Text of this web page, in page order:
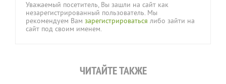
Уважаемый посетитель, Вы зашли на сайт как
незарегистрированный пользователь. Мы
рекомендуем Вам зарегистрироваться либо зайти на
сайт под своим именем.
ЧИТАЙТЕ ТАКЖЕ